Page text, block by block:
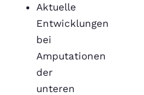
Aktuelle
Entwicklungen
bei
Amputationen
der
unteren